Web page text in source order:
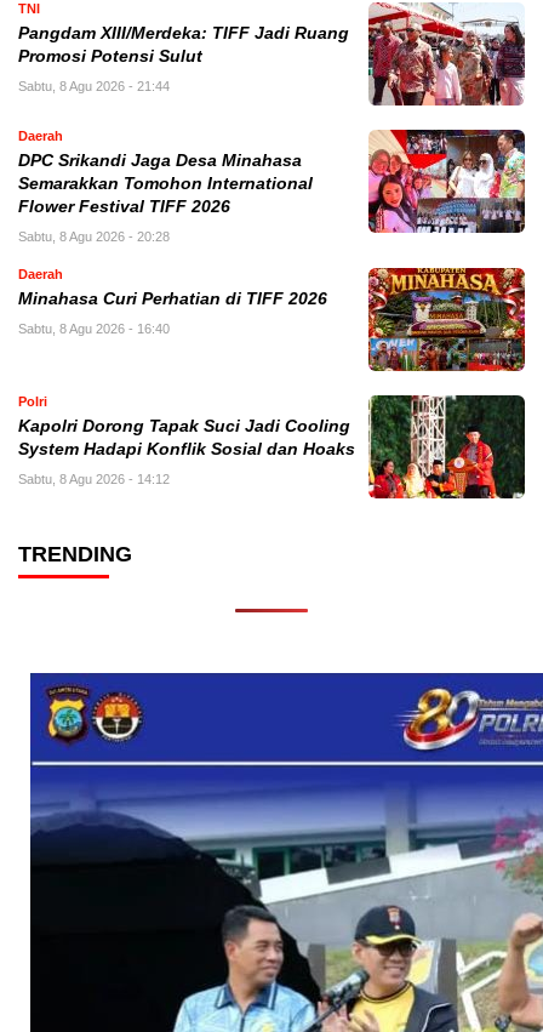
TNI
Pangdam XIII/Merdeka: TIFF Jadi Ruang
Promosi Potensi Sulut
Sabtu, 8 Agu 2026 - 21:44
Daerah
DPC Srikandi Jaga Desa Minahasa
Semarakkan Tomohon International
Flower Festival TIFF 2026
Sabtu, 8 Agu 2026 - 20:28
Daerah
Minahasa Curi Perhatian di TIFF 2026
Sabtu, 8 Agu 2026 - 16:40
Polri
Kapolri Dorong Tapak Suci Jadi Cooling
System Hadapi Konflik Sosial dan Hoaks
Sabtu, 8 Agu 2026 - 14:12
TRENDING